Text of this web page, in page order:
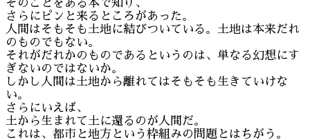
そのことをある本で知り、
さらにピンと来るところがあった。
人間はそもそも土地に結びついている。土地は本来だれ
のものでもない。
それがだれかのものであるというのは、単なる幻想にす
ぎないのではないか。
しかし人間は土地から離れてはそもそも生きていけな
い。
さらにいえば、
土から生まれて土に還るのが人間だ。
これは、都市と地方という枠組みの問題とはちがう。